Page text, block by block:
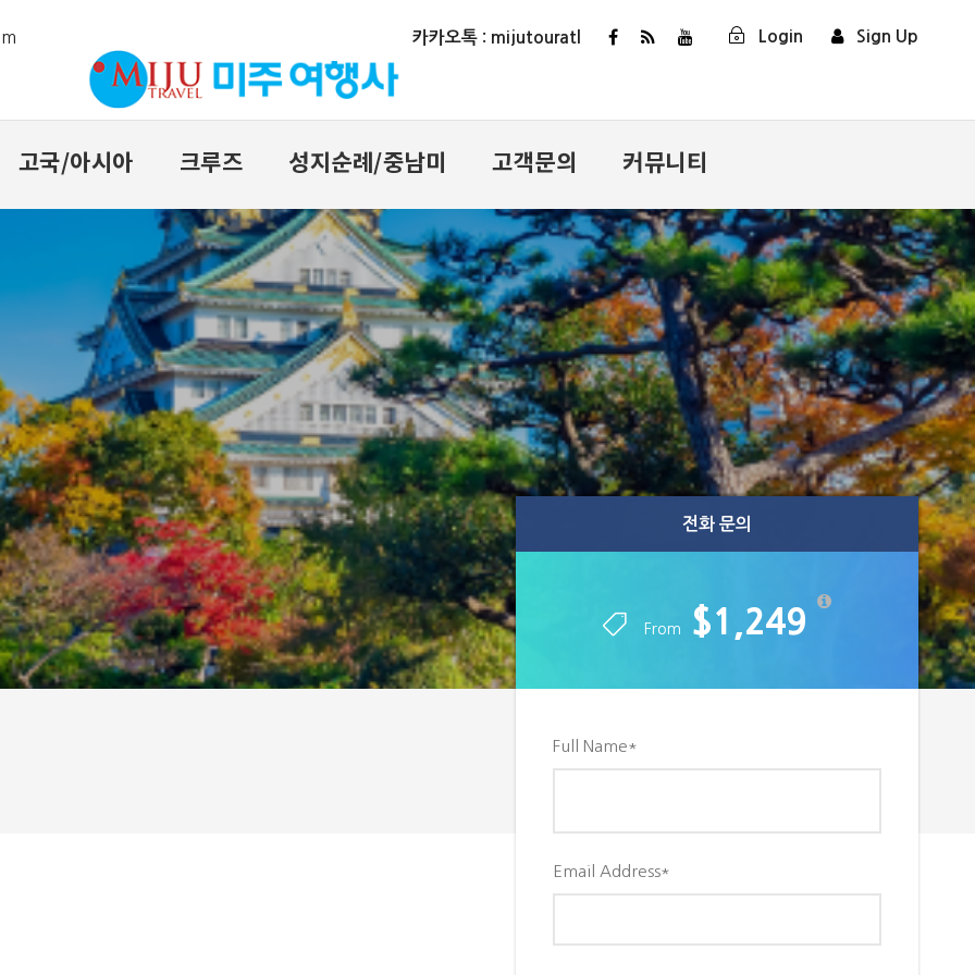
카카오톡 : mijutouratl Login Sign Up
고국/아시아 크루즈 성지순례/중남미 고객문의 커뮤니티
전화 문의
From $1,249
전화 문의
From $1,249
Full Name*
Email Address*